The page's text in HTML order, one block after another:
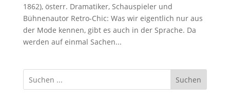
1862), österr. Dramatiker, Schauspieler und
Bühnenautor Retro-Chic: Was wir eigentlich nur aus
der Mode kennen, gibt es auch in der Sprache. Da
werden auf einmal Sachen...
Suchen